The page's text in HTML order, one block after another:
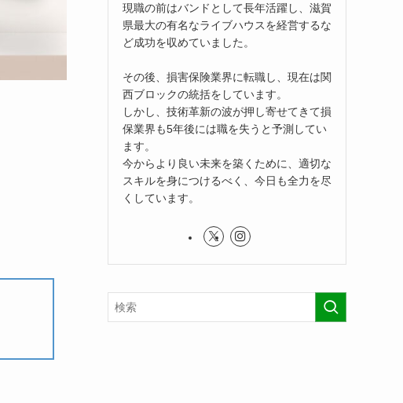
現職の前はバンドとして長年活躍し、滋賀
県最大の有名なライブハウスを経営するな
ど成功を収めていました。
その後、損害保険業界に転職し、現在は関
西ブロックの統括をしています。
しかし、技術革新の波が押し寄せてきて損
保業界も5年後には職を失うと予測してい
ます。
今からより良い未来を築くために、適切な
スキルを身につけるべく、今日も全力を尽
くしています。